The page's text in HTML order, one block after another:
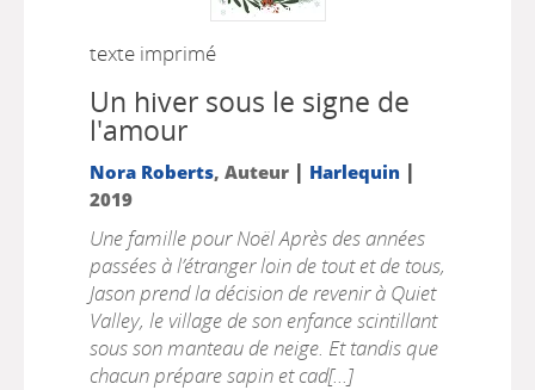
texte imprimé
Un hiver sous le signe de
l'amour
Nora Roberts, Auteur | Harlequin |
2019
Une famille pour Noël Après des années
passées à l’étranger loin de tout et de tous,
Jason prend la décision de revenir à Quiet
Valley, le village de son enfance scintillant
sous son manteau de neige. Et tandis que
chacun prépare sapin et cad[...]